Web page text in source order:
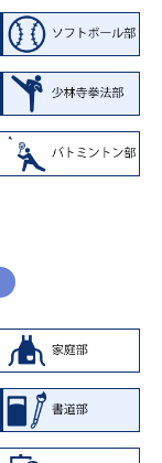
会ハンドボ
学校ハン
ドボール選
ル春季選
技の部
学校ハンド
選手権大会
ク 第3位
抜大会
ボール大会